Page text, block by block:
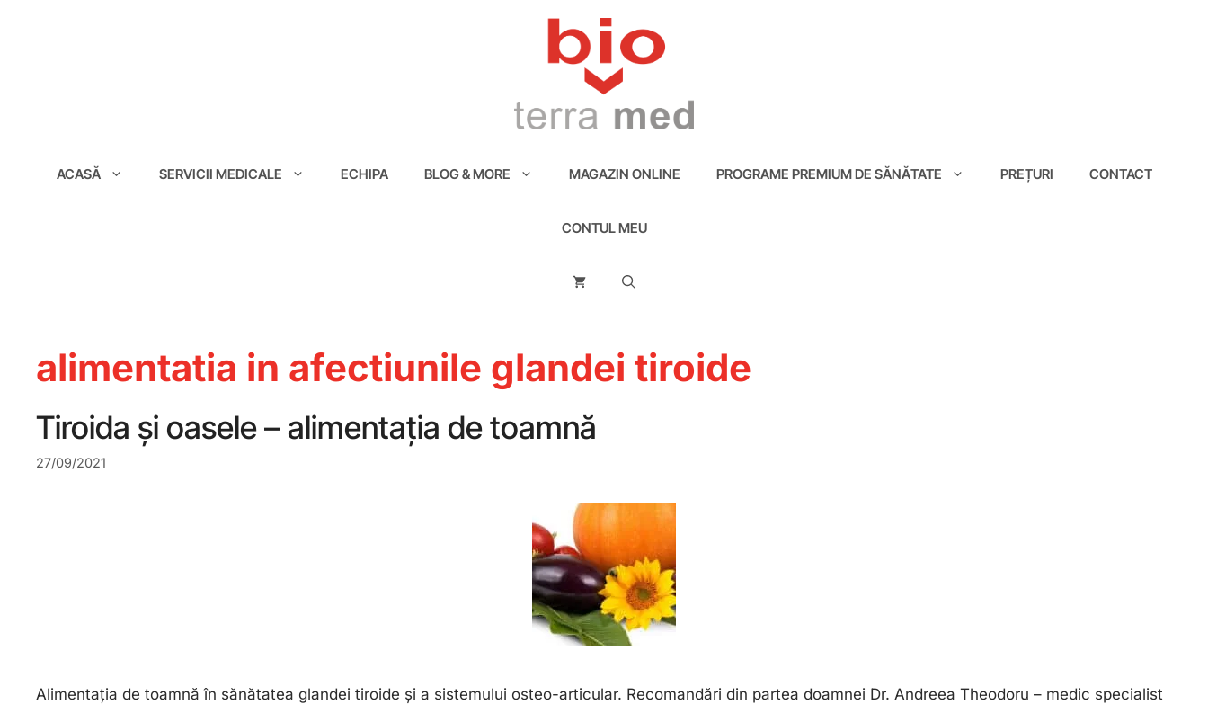
ACASĂ SERVICII MEDICALE ECHIPA BLOG & MORE MAGAZIN ONLINE PROGRAME PREMIUM DE SĂNĂTATE PREȚURI CONTACT
CONTUL MEU
alimentatia in afectiunile glandei tiroide
Tiroida și oasele – alimentația de toamnă
27/09/2021
Alimentația de toamnă în sănătatea glandei tiroide și a sistemului osteo-articular. Recomandări din partea doamnei Dr. Andreea Theodoru – medic specialist